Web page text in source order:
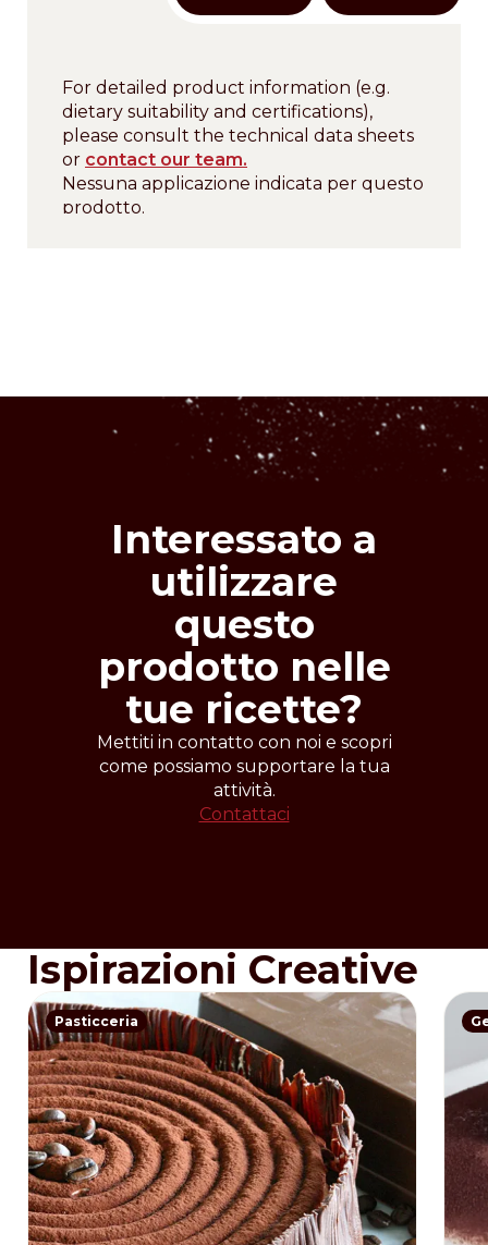
For detailed product information (e.g.
dietary suitability and certifications),
please consult the technical data sheets
or contact our team.
Nessuna applicazione indicata per questo
prodotto.
Interessato a
utilizzare
questo
prodotto nelle
tue ricette?
Mettiti in contatto con noi e scopri
come possiamo supportare la tua
attività.
Contattaci
Ispirazioni Creative
Pasticceria